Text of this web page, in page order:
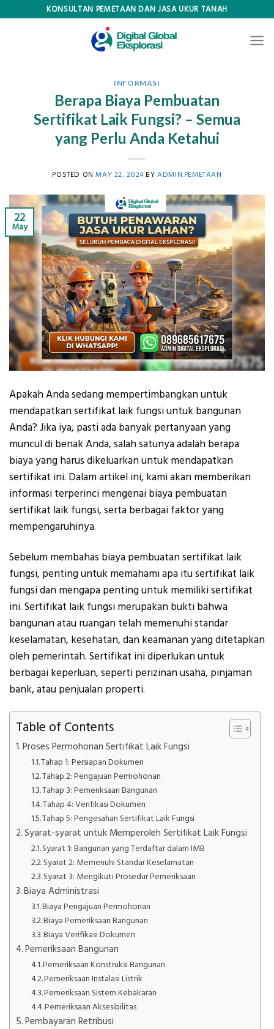
KONSULTAN PEMETAAN DAN JASA UKUR TANAH
INFORMASI
Berapa Biaya Pembuatan
Sertifikat Laik Fungsi? – Semua
yang Perlu Anda Ketahui
POSTED ONMAY 22, 2024BYADMIN.PEMETAAN
22
May
Apakah Anda sedang mempertimbangkan untuk
mendapatkan sertifikat laik fungsi untuk bangunan
Anda? Jika iya, pasti ada banyak pertanyaan yang
muncul di benak Anda, salah satunya adalah berapa
biaya yang harus dikeluarkan untuk mendapatkan
sertifikat ini. Dalam artikel ini, kami akan memberikan
informasi terperinci mengenai biaya pembuatan
sertifikat laik fungsi, serta berbagai faktor yang
mempengaruhinya.
Sebelum membahas biaya pembuatan sertifikat laik
fungsi, penting untuk memahami apa itu sertifikat laik
fungsi dan mengapa penting untuk memiliki sertifikat
ini. Sertifikat laik fungsi merupakan bukti bahwa
bangunan atau ruangan telah memenuhi standar
keselamatan, kesehatan, dan keamanan yang ditetapkan
oleh pemerintah. Sertifikat ini diperlukan untuk
berbagai keperluan, seperti perizinan usaha, pinjaman
bank, atau penjualan properti.
Table of Contents
Proses Permohonan Sertifikat Laik Fungsi
Tahap 1: Persiapan Dokumen
Tahap 2: Pengajuan Permohonan
Tahap 3: Pemeriksaan Bangunan
Tahap 4: Verifikasi Dokumen
Tahap 5: Pengesahan Sertifikat Laik Fungsi
Syarat-syarat untuk Memperoleh Sertifikat Laik Fungsi
Syarat 1: Bangunan yang Terdaftar dalam IMB
Syarat 2: Memenuhi Standar Keselamatan
Syarat 3: Mengikuti Prosedur Pemeriksaan
Biaya Administrasi
Biaya Pengajuan Permohonan
Biaya Pemeriksaan Bangunan
Biaya Verifikasi Dokumen
Pemeriksaan Bangunan
Pemeriksaan Konstruksi Bangunan
Pemeriksaan Instalasi Listrik
Pemeriksaan Sistem Kebakaran
Pemeriksaan Aksesibilitas
Pembayaran Retribusi